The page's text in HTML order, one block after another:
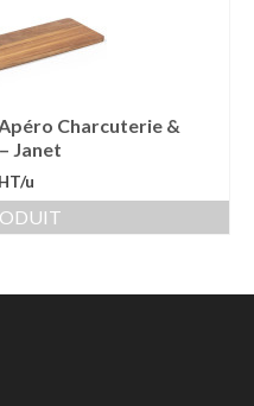
Charcuterie &
Janet
HT/u